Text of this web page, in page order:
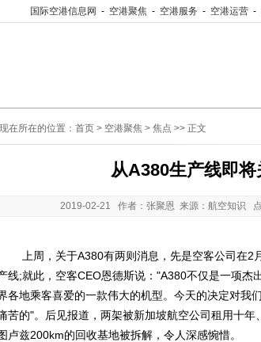
国际空港信息网 - 空港聚焦 - 空港服务 - 空港运营 -
在所在的位置： 首页 > 空港聚焦 > 焦点 >> 正文
从A380生产线即将
2019-02-21 作者：张聚恩 来源：航空知识 点
上周，关于A380有两则消息，先是空客公司在2
线;就此，空客CEO恩德斯说："A380不仅是一项杰
各地乘客喜爱的一款伟大的机型。今天的决定对我
苦的"。后见报道，两架被新加坡航空公司租用十
卢兹200km的回收基地被拆解，令人深感惋惜。